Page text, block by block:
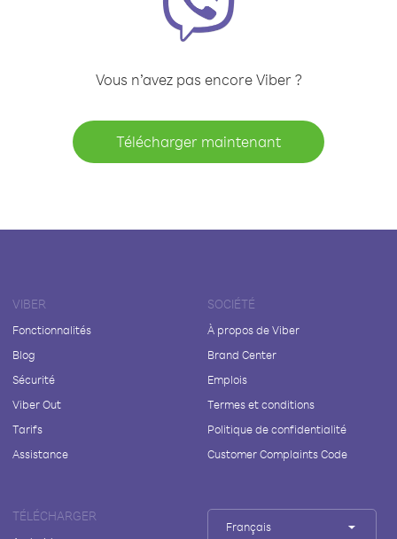
Vous n’avez pas encore Viber ?
Télécharger maintenant
VIBER
Fonctionnalités
Blog
Sécurité
Viber Out
Tarifs
Assistance
SOCIÉTÉ
À propos de Viber
Brand Center
Emplois
Termes et conditions
Politique de confidentialité
Customer Complaints Code
TÉLÉCHARGER
Français